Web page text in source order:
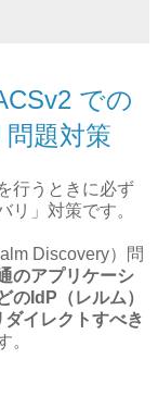
での
題対策
行うときに必ず
リ 」対策です。
Discovery）問
のアプリケーシ
のIdP（レルム）
イレクトすべき
。